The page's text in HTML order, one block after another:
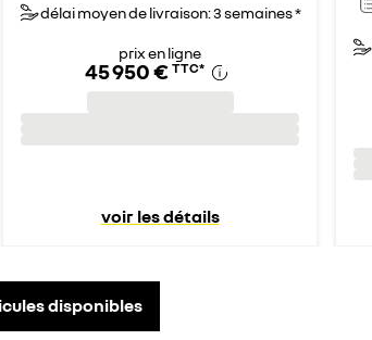
délai moyen de livraison: 3 semaines *
prix en ligne
45 950 € TTC*
voir les détails
disponibles